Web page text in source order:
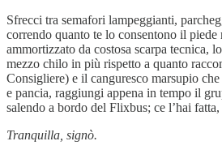
Sfrecci tra semafori lampeggianti,
correndo quanto te lo consentono il piede
ammortizzato da costosa scarpa tecnica,
mezzo chilo in più rispetto a quanto
Consigliere) e il canguresco marsupio
e pancia, raggiungi appena in tempo il
salendo a bordo del Flixbus; ce l’hai
Tranquilla, signò.